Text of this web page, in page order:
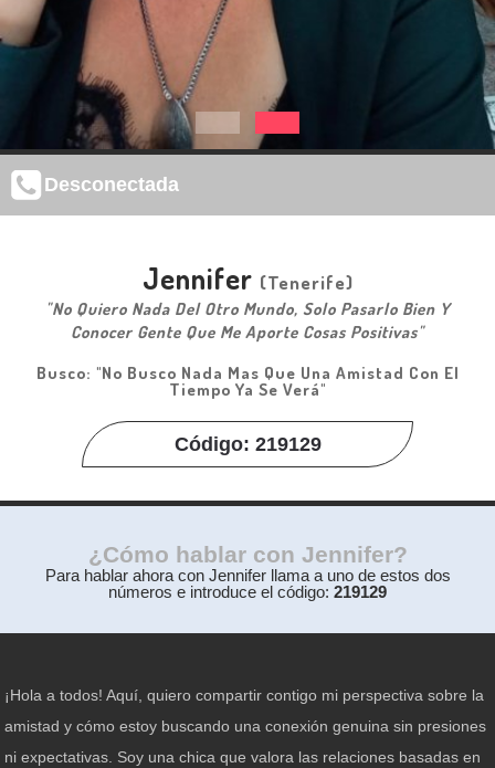
Desconectada
Jennifer (Tenerife)
"No Quiero Nada Del Otro Mundo, Solo Pasarlo Bien Y
Conocer Gente Que Me Aporte Cosas Positivas"
Busco: "No Busco Nada Mas Que Una Amistad Con El
Tiempo Ya Se Verá"
Código: 219129
¿Cómo hablar con Jennifer?
Para hablar ahora con Jennifer llama a uno de estos dos
números e introduce el código: 219129
¡Hola a todos! Aquí, quiero compartir contigo mi perspectiva sobre la
amistad y cómo estoy buscando una conexión genuina sin presiones
ni expectativas. Soy una chica que valora las relaciones basadas en